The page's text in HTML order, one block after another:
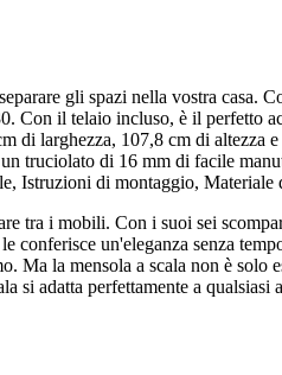
gli spazi nella vostra casa.
Con il telaio incluso, è il perfetto
larghezza, 107,8 cm di altezza
truciolato di 16 mm di facile
Istruzioni di montaggio, Materiale
tra i mobili. Con i suoi sei
un'eleganza senza
Ma la mensola a scala non è
si adatta perfettamente a